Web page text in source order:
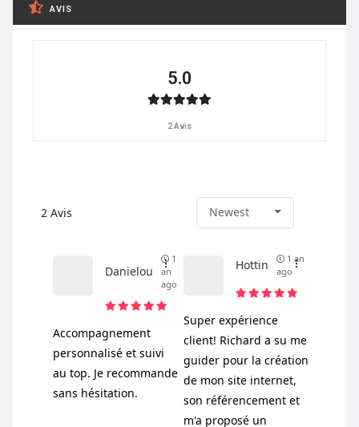
AVIS
5.0
2 Avis
2 Avis Newest
Danielou
1
an
ago
Accompagnement
personnalisé et suivi
au top. Je recommande
sans hésitation.
Hottin
1 an
ago
Super expérience
client! Richard a su me
guider pour la création
de mon site internet,
son référencement et
m'a proposé un